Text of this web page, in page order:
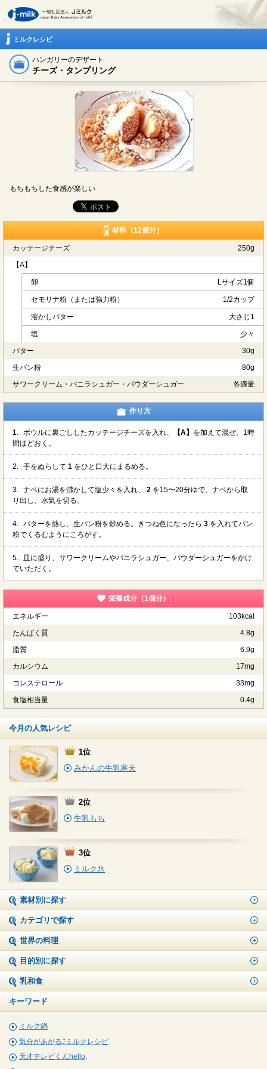
ミルクレシピ
ハンガリーのデザート
チーズ・タンプリング
もちもちした食感が楽しい
材料（12個分）
カッテージチーズ
250g
【A】
卵 Lサイズ1個
セモリナ粉（または強力粉） 1/2カップ
溶かしバター 大さじ1
塩
少々
バター
30g
生パン粉
80g
サワークリーム・バニラシュガー・パウダーシュガー
各適量
作り方
1. ボウルに裏ごししたカッテージチーズを入れ、 【A】 を加えて混ぜ、1時
間ほどおく。
2. 手をぬらして 1 をひと口大にまるめる。
3. ナベにお湯を沸かして塩少々を入れ、 2 を15〜20分ゆで、ナベから取
り出し、水気を切る。
4. バターを熱し、生パン粉を炒める。きつね色になったら 3 を入れてパン
粉でくるむようにころがす。
5.
皿に盛り、サワークリームやバニラシュガー、パウダーシュガーをかけ
ていただく。
栄養成分（1個分）
エネルギー
103kcal
たんぱく質
4.8g
脂質
6.9g
カルシウム
17mg
コレステロール
33mg
食塩相当量
0.4g
今月の人気レシピ
1位
みかんの牛乳寒天
2位
牛乳もち
3位
ミルク氷
素材別に探す
カテゴリで探す
世界の料理
目的別に探す
乳和食
キーワード
ミルク鍋
気分があがる⤴ミルクレシピ
天才テレビくんhello,